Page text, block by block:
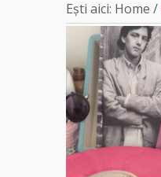
Ești aici: Home /